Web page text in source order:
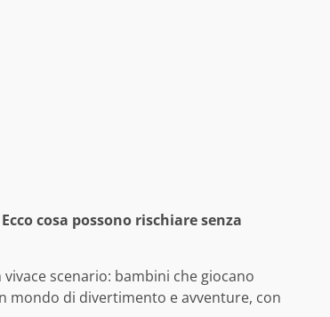
cosa possono rischiare senza
scenario: bambini che giocano
mondo di divertimento e avventure, con